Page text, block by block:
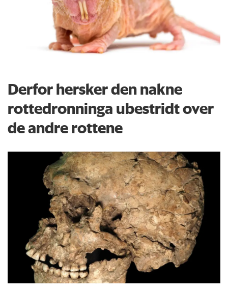
Derfor hersker den nakne
rottedronninga ubestridt over
de andre rottene